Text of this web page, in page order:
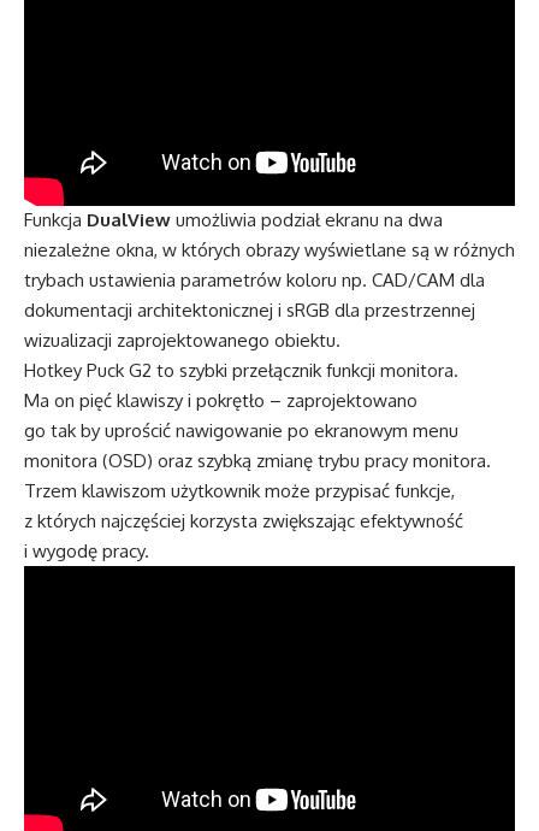
Funkcja DualView umożliwia podział ekranu na dwa
niezależne okna, w których obrazy wyświetlane są w różnych
trybach ustawienia parametrów koloru np. CAD/CAM dla
dokumentacji architektonicznej i sRGB dla przestrzennej
wizualizacji zaprojektowanego obiektu.
Hotkey Puck G2 to szybki przełącznik funkcji monitora.
Ma on pięć klawiszy i pokrętło – zaprojektowano
go tak by uprościć nawigowanie po ekranowym menu
monitora (OSD) oraz szybką zmianę trybu pracy monitora.
Trzem klawiszom użytkownik może przypisać funkcje,
z których najczęściej korzysta zwiększając efektywność
i wygodę pracy.